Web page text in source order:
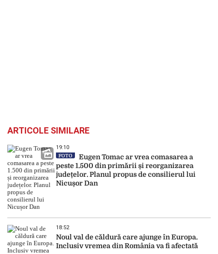
ARTICOLE SIMILARE
19:10
FOTO
Eugen Tomac ar vrea comasarea a
peste 1.500 din primării și reorganizarea
județelor. Planul propus de consilierul lui
Nicușor Dan
18:52
Noul val de căldură care ajunge în Europa.
Inclusiv vremea din România va fi afectată